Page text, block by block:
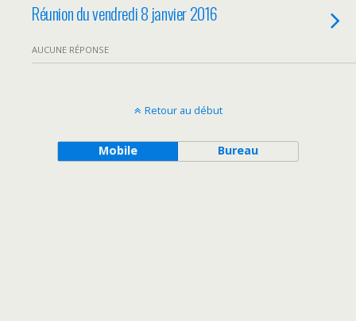
Réunion du vendredi 8 janvier 2016
AUCUNE RÉPONSE
Retour au début
Mobile Bureau